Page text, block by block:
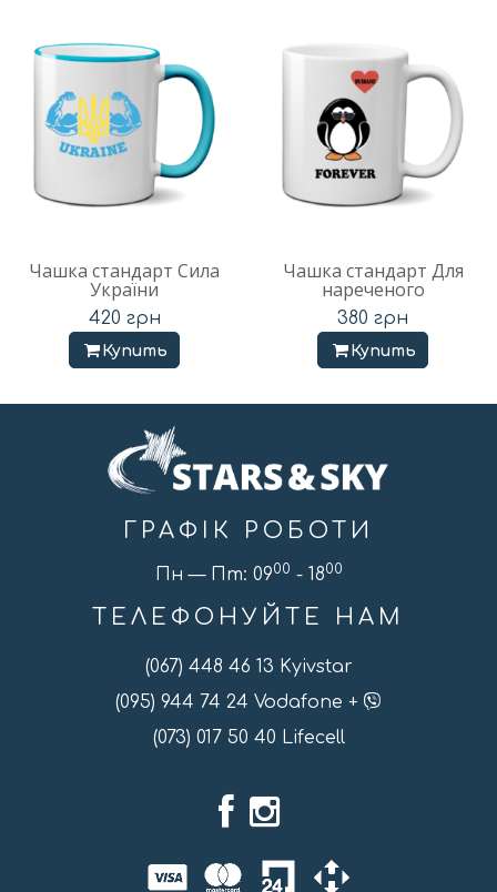
Чашка стандарт Сила
України
420 грн
Купить
Чашка стандарт Для
нареченого
380 грн
Купить
ГРАФІК РОБОТИ
Пн — Пт: 0900 - 1800
ТЕЛЕФОНУЙТЕ НАМ
(067) 448 46 13 Kyivstar
(095) 944 74 24 Vodafone +
(073) 017 50 40 Lifecell